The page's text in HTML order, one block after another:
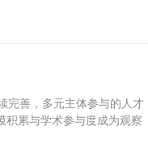
完善，多元主体参与的人才
积累与学术参与度成为观察